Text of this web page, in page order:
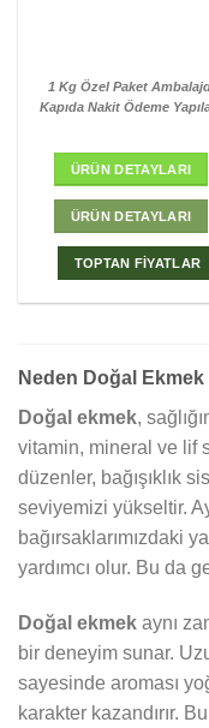
1 Kg Özel Paket
Kapıda Nakit Ödeme
ÜRÜN DETAYLARI
ÜRÜN DETAYLARI
TOPTAN FİYATLAR
Neden Doğal
Doğal ekmek,
vitamin, mineral ve lif
düzenler, bağışıklık
seviyemizi yükseltir.
bağırsaklarımızdaki
yardımcı olur. Bu da
Doğal ekmek aynı
bir deneyim sunar.
sayesinde aroması
karakter kazandırır.